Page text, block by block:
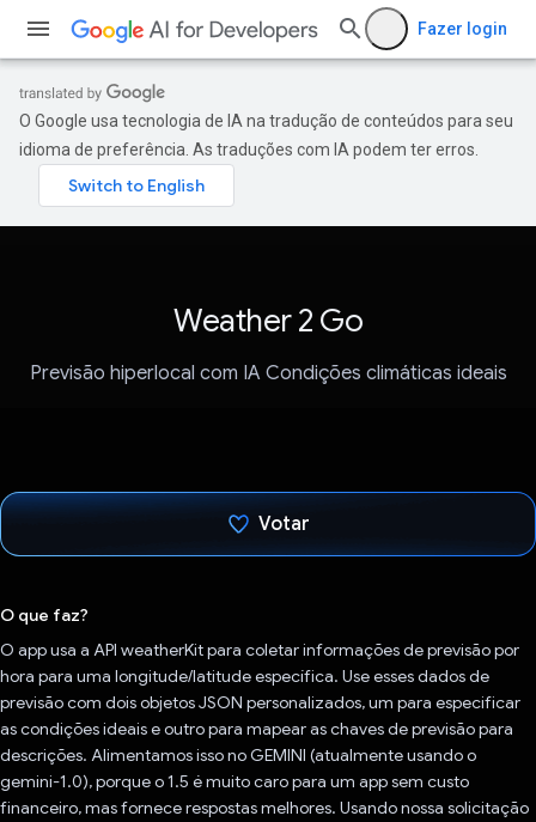
Fazer login
O Google usa tecnologia de IA na tradução de conteúdos para seu
idioma de preferência. As traduções com IA podem ter erros.
Weather 2 Go
Previsão hiperlocal com IA Condições climáticas ideais
Votar
O que faz?
O app usa a API weatherKit para coletar informações de previsão por
hora para uma longitude/latitude específica. Use esses dados de
previsão com dois objetos JSON personalizados, um para especificar
as condições ideais e outro para mapear as chaves de previsão para
descrições. Alimentamos isso no GEMINI (atualmente usando o
gemini-1.0), porque o 1.5 é muito caro para um app sem custo
financeiro, mas fornece respostas melhores. Usando nossa solicitação